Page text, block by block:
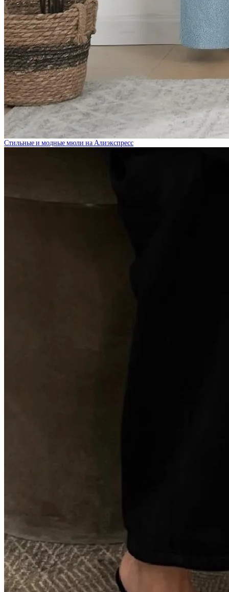
Стильные и модные мюли на Алиэкспресс